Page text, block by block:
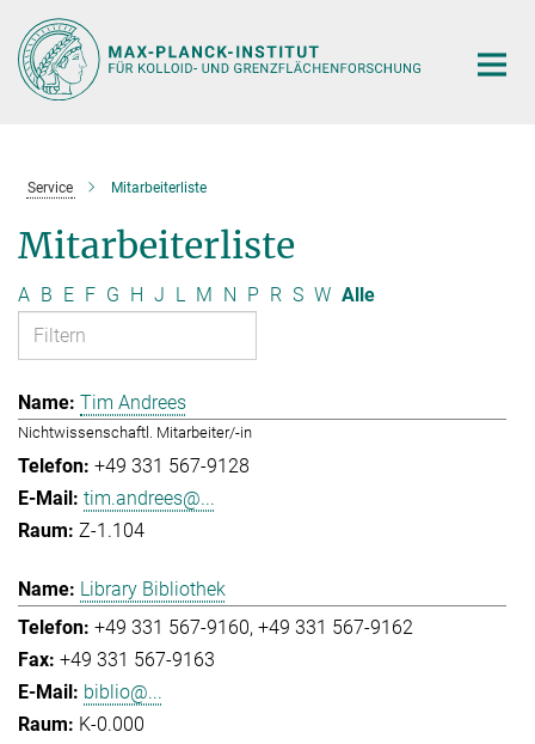
Hauptinhalt
Service Mitarbeiterliste
Mitarbeiterliste
A B E F G H J L M N P R S W Alle
Tim Andrees
Nichtwissenschaftl. Mitarbeiter/-in
+49 331 567-9128
tim.andrees@...
Z-1.104
Library Bibliothek
+49 331 567-9160 +49 331 567-9162
+49 331 567-9163
biblio@...
K-0.000